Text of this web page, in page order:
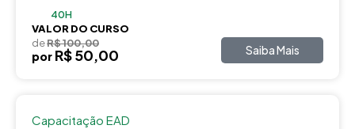
40H
VALOR DO CURSO
deR$ 100,00
por R$ 50,00 Saiba Mais
Capacitação EAD